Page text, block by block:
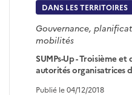
DANS LES TERRITOIRES
Gouvernance,
mobilités
SUMPs-Up - Troisième
autorités organisatrices
Publié le 04/12/2018